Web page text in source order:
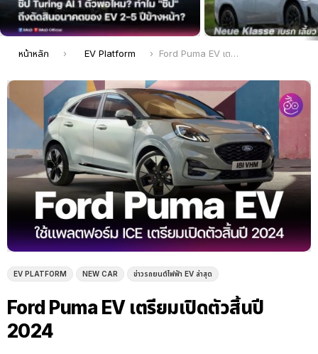
คุณอยู่ที่นี่:
หน้าหลัก EV Platform Ford Puma EV เตรียมเปิดตัวสิ้นปี 2024
EV PLATFORM NEW CAR ข่าวรถยนต์ไฟฟ้า EV ล่าสุด
Ford Puma EV เตรียมเปิดตัวสิ้นปี
2024